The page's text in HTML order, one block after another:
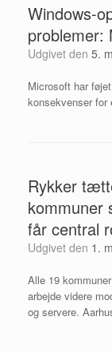
Windows-
Udgivet den 5.
Microsoft har
konsekvenser for
Rykker
kommuner
får central
Udgivet den 1.
Alle 19
arbejde videre
og servere.